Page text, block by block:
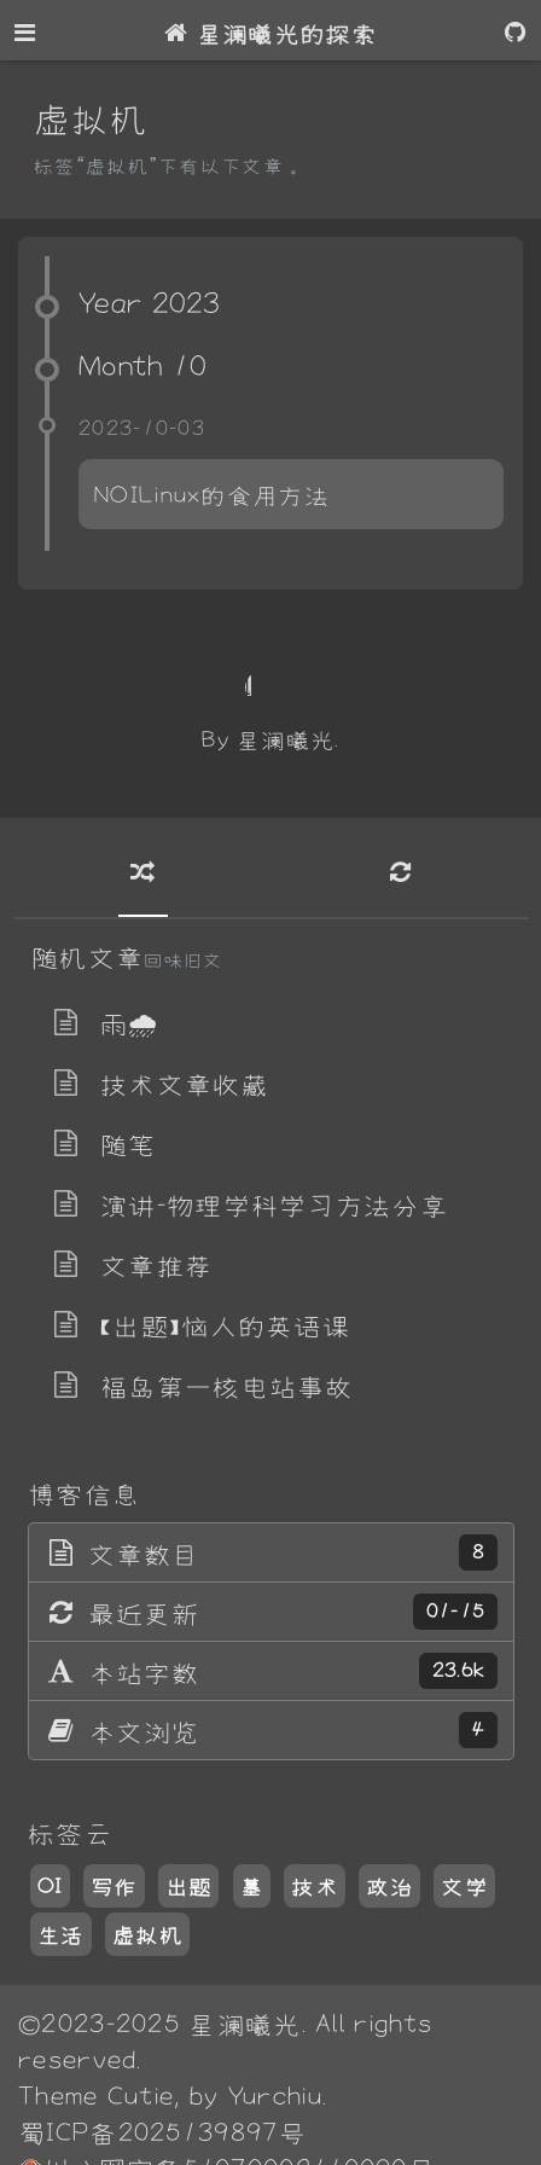
星澜曦光的探索
虚拟机
标签“虚拟机”下有以下文章。
Year 2023
Month 10
2023-10-03
NOILinux的食用方法
By 星澜曦光.
随机文章 回味旧文
雨🌧
技术文章收藏
随笔
演讲-物理学科学习方法分享
文章推荐
【出题】恼人的英语课
福岛第一核电站事故
博客信息
文章数目
8
最近更新 01-15
本站字数 23.6k
本文浏览 4
标签云
OI 写作 出题 墓 技术 政治
文学
生活
虚拟机
©2023-2025 星澜曦光 . All rights
reserved.
Theme Cutie, by Yurchiu.
蜀ICP备2025139897号